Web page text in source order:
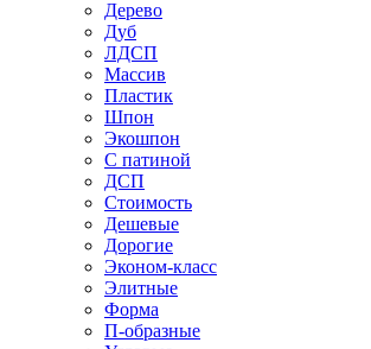
Дерево
Дуб
ЛДСП
Массив
Пластик
Шпон
Экошпон
С патиной
ДСП
Стоимость
Дешевые
Дорогие
Эконом-класс
Элитные
Форма
П-образные